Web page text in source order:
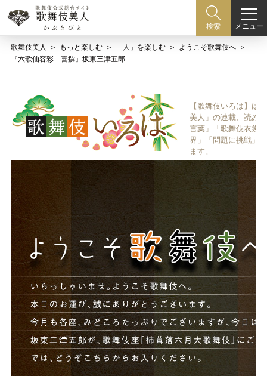
検索 メニュー
歌舞伎美人 もっと楽しむ 「人」を楽しむ
ようこそ歌舞伎へ
『六歌仙容彩 喜撰』坂東三津五郎
【歌舞伎いろは】は
美人」の連載、読み
言葉」「歌舞伎衣裳
界」「問題に挑戦」
ます。